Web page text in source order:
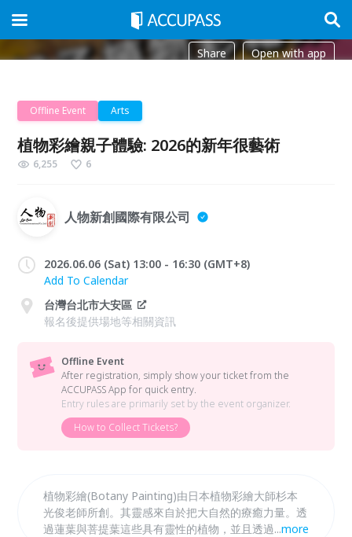
Share Open with app
Offline Event Arts
植物彩繪親子體驗: 2026的新年很藝術
6,255 6
人物新創國際有限公司
2026.06.06 (Sat) 13:00 - 16:30 (GMT+8)
Add To Calendar
台灣台北市大安區
報名後提供場地等相關資訊
Offline Event
After registration, simply show your ticket from the
ACCUPASS App for quick entry.
Entry rules are primarily set by the event organizer.
How to Collect Tickets?
植物彩繪(Botany Painting)由日本植物彩繪大師杉本
光俊老師所創。其靈感來自於把大自然的療癒力量。透
過蓮葉與菩提葉這些具有靈性的植物，並且透過作畫者
...more